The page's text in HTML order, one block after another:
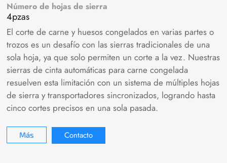
Número de hojas de sierra
4pzas
El corte de carne y huesos congelados en varias partes o
trozos es un desafío con las sierras tradicionales de una
sola hoja, ya que solo permiten un corte a la vez. Nuestras
sierras de cinta automáticas para carne congelada
resuelven esta limitación con un sistema de múltiples hojas
de sierra y transportadores sincronizados, logrando hasta
cinco cortes precisos en una sola pasada.
Más Contacto